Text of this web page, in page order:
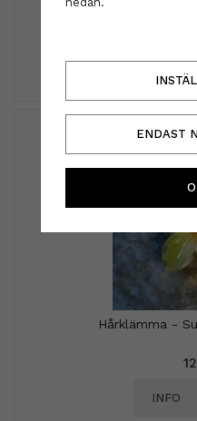
INFO
Hårklämma -
INFO
ENDAST